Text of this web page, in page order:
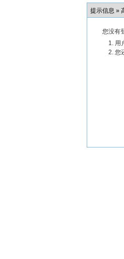
提示信息 »
您没有
用
您